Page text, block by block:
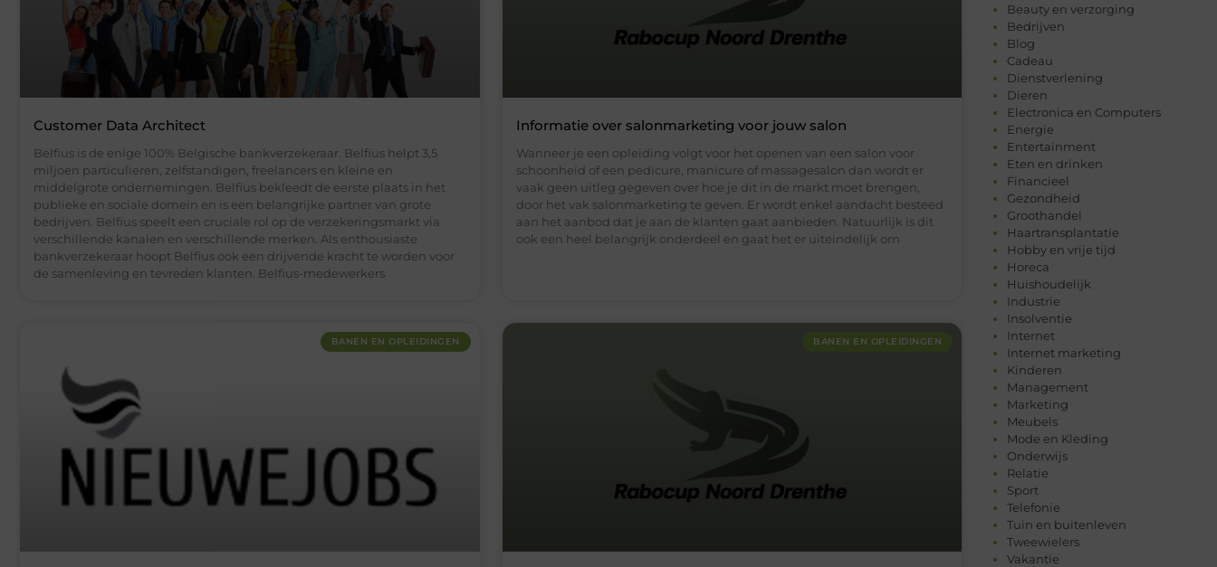
Customer Data Architect
Belfius is de enige 100% Belgische bankverzekeraar. Belfius helpt 3,5
miljoen particulieren, zelfstandigen, freelancers en kleine en
middelgrote ondernemingen. Belfius bekleedt de eerste plaats in het
publieke en sociale domein en is een belangrijke partner van grote
bedrijven. Belfius speelt een cruciale rol op de verzekeringsmarkt via
verschillende kanalen en verschillende merken. Als enthousiaste
bankverzekeraar hoopt Belfius ook een drijvende kracht te worden voor
de samenleving en tevreden klanten. Belfius-medewerkers
Informatie over salonmarketing voor jouw salon
Wanneer je een opleiding volgt voor het openen van een salon voor
schoonheid of een pedicure, manicure of massagesalon dan wordt er
vaak geen uitleg gegeven over hoe je dit in de markt moet brengen,
door het vak salonmarketing te geven. Er wordt enkel aandacht besteed
aan het aanbod dat je aan de klanten gaat aanbieden. Natuurlijk is dit
ook een heel belangrijk onderdeel en gaat het er uiteindelijk om
BANEN EN OPLEIDINGEN BANEN EN OPLEIDINGEN
Beauty en verzorging
Bedrijven
Blog
Cadeau
Dienstverlening
Dieren
Electronica en Computers
Energie
Entertainment
Eten en drinken
Financieel
Gezondheid
Groothandel
Haartransplantatie
Hobby en vrije tijd
Horeca
Huishoudelijk
Industrie
Insolventie
Internet
Internet marketing
Kinderen
Management
Marketing
Meubels
Mode en Kleding
Onderwijs
Relatie
Sport
Telefonie
Tuin en buitenleven
Tweewielers
Vakantie